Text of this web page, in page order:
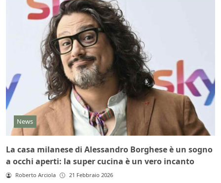
News
La casa milanese di Alessandro Borghese è un sogno
a occhi aperti: la super cucina è un vero incanto
Roberto Arciola 21 Febbraio 2026